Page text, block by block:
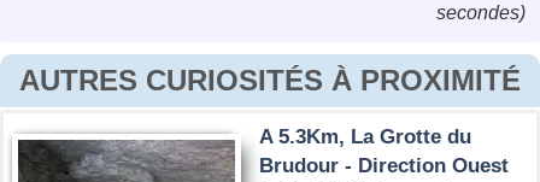
secondes)
AUTRES CURIOSITÉS À PROXIMITÉ
A 5.3Km, La Grotte du
Brudour - Direction Ouest